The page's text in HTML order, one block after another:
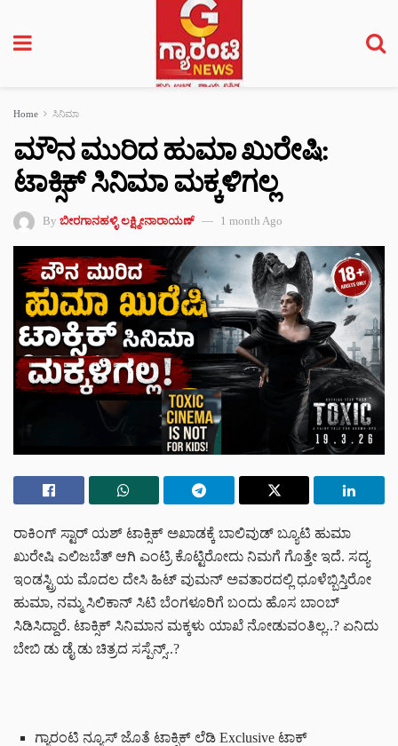
Home ಸಿನಿಮಾ
ಮೌನ ಮುರಿದ ಹುಮಾ ಖುರೇಷಿ:
ಟಾಕ್ಸಿಕ್ ಸಿನಿಮಾ ಮಕ್ಕಳಿಗಲ್ಲ
By ಬೀರಗಾನಹಳ್ಳಿ ಲಕ್ಷ್ಮೀನಾರಾಯಣ್ 1 month Ago
ರಾಕಿಂಗ್ ಸ್ಟಾರ್ ಯಶ್ ಟಾಕ್ಸಿಕ್ ಅಖಾಡಕ್ಕೆ ಬಾಲಿವುಡ್ ಬ್ಯೂಟಿ ಹುಮಾ
ಖುರೇಷಿ ಎಲಿಜಬೆತ್ ಆಗಿ ಎಂಟ್ರಿ ಕೊಟ್ಟಿರೋದು ನಿಮಗೆ ಗೊತ್ತೇ ಇದೆ. ಸದ್ಯ
ಇಂಡಸ್ಟ್ರಿಯ ಮೊದಲ ದೇಸಿ ಹಿಟ್‌ ವುಮನ್ ಅವತಾರದಲ್ಲಿ ಧೂಳೆಬ್ಬಿಸ್ತಿರೋ
ಹುಮಾ, ನಮ್ಮ ಸಿಲಿಕಾನ್ ಸಿಟಿ ಬೆಂಗಳೂರಿಗೆ ಬಂದು ಹೊಸ ಬಾಂಬ್
ಸಿಡಿಸಿದ್ದಾರೆ. ಟಾಕ್ಸಿಕ್ ಸಿನಿಮಾನ ಮಕ್ಕಳು ಯಾಖೆ ನೋಡುವಂತಿಲ್ಲ..? ಏನಿದು
ಬೇಬಿ ಡು ಡೈ ಡು ಚಿತ್ರದ ಸಸ್ಪೆನ್ಸ್..?
ಗ್ಯಾರಂಟಿ ನ್ಯೂಸ್ ಜೊತೆ ಟಾಕ್ಸಿಕ್ ಲೆಡಿ Exclusive ಟಾಕ್